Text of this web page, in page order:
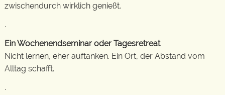
zwischendurch wirklich genießt.
.
Ein Wochenendseminar oder Tagesretreat
Nicht lernen, eher auftanken. Ein Ort, der Abstand vom
Alltag schafft.
.